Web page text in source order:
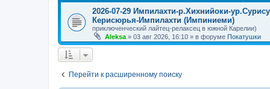
2026-07-29 Импилахти-р.Хихнийоки-
Керисюрья-Импилахти (Импиниеми)
приключенческий лайтец-релаксец в южной Карелии)
Aleksa » 03 авг 2026, 16:10 » в форуме Покатушки
Перейти к расширенному поиску